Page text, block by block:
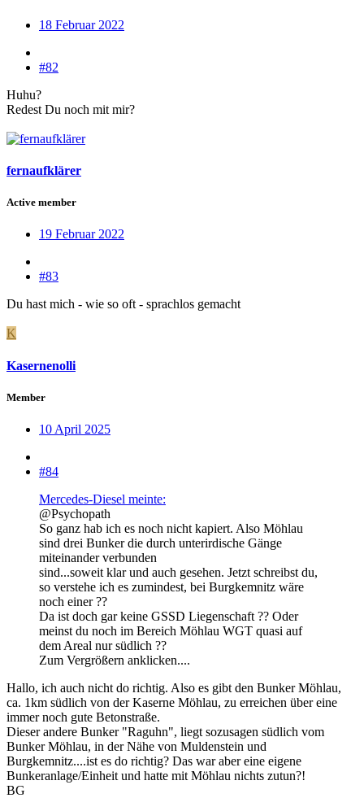
18 Februar 2022
#82
Huhu?
Redest Du noch mit mir?
fernaufklärer
Active member
19 Februar 2022
#83
Du hast mich - wie so oft - sprachlos gemacht
K
Kasernenolli
Member
10 April 2025
#84
Mercedes-Diesel meinte:
@Psychopath
So ganz hab ich es noch nicht kapiert. Also Möhlau
sind drei Bunker die durch unterirdische Gänge
miteinander verbunden
sind...soweit klar und auch gesehen. Jetzt schreibst du,
so verstehe ich es zumindest, bei Burgkemnitz wäre
noch einer ??
Da ist doch gar keine GSSD Liegenschaft ?? Oder
meinst du noch im Bereich Möhlau WGT quasi auf
dem Areal nur südlich ??
Zum Vergrößern anklicken....
Hallo, ich auch nicht do richtig. Also es gibt den Bunker Möhlau,
ca. 1km südlich von der Kaserne Möhlau, zu erreichen über eine
immer noch gute Betonstraße.
Dieser andere Bunker "Raguhn", liegt sozusagen südlich vom
Bunker Möhlau, in der Nähe von Muldenstein und
Burgkemnitz....ist es do richtig? Das war aber eine eigene
Bunkeranlage/Einheit und hatte mit Möhlau nichts zutun?!
BG